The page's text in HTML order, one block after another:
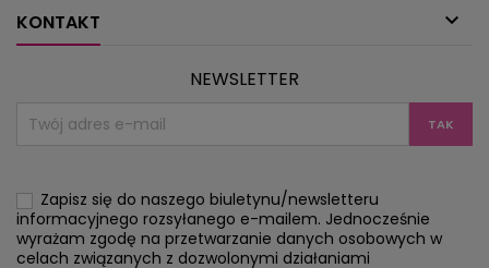
KONTAKT 
NEWSLETTER
Zapisz się do naszego biuletynu/newsletteru
informacyjnego rozsyłanego e-mailem. Jednocześnie
wyrażam zgodę na przetwarzanie danych osobowych w
celach związanych z dozwolonymi działaniami